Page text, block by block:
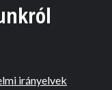
irányelvek